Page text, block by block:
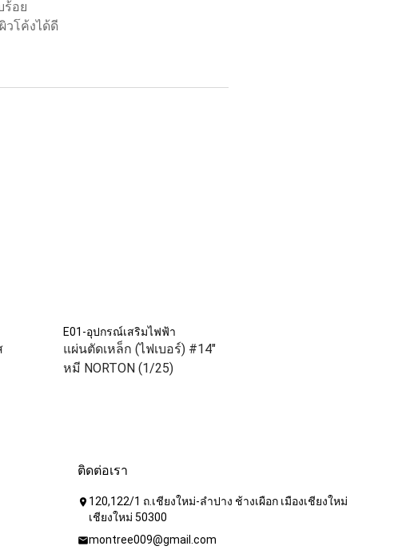
ร้อย
วโค้งได้ดี
E01-อุปกรณ์เสริมไฟฟ้า
แผ่นตัดเหล็ก (ไฟเบอร์) #14"
หมี NORTON (1/25)
ติดต่อเรา
location_on 120,122/1 ถ.เชียงใหม่-ลำปาง ช้างเผือก เมืองเชียงใหม่
เชียงใหม่ 50300
mailmontree009@gmail.com